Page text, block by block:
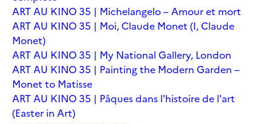
ART AU KINO 35 | Michelangelo – Amour et mort
ART AU KINO 35 | Moi, Claude Monet (I, Claude
Monet)
ART AU KINO 35 | My National Gallery, London
ART AU KINO 35 | Painting the Modern Garden –
Monet to Matisse
ART AU KINO 35 | Pâques dans l'histoire de l'art
(Easter in Art)